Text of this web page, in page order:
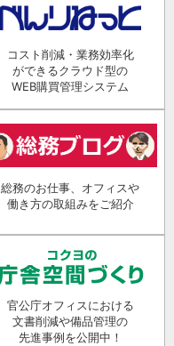
コスト削減・業務効率化
ができるクラウド型の
WEB購買管理システム
総務のお仕事、オフィスや
働き方の取組みをご紹介
官公庁オフィスにおける
文書削減や備品管理の
先進事例を公開中！